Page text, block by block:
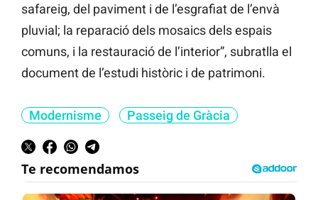
safareig, del paviment i de l’esgrafiat de l’envà
pluvial; la reparació dels mosaics dels espais
comuns, i la restauració de l’interior”, subratlla el
document de l’estudi històric i de patrimoni.
Modernisme Passeig de Gràcia